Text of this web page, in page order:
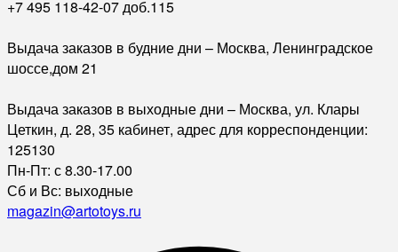
+7 495 118-42-07 доб.115
Выдача заказов в будние дни – Москва, Ленинградское
шоссе,дом 21
Выдача заказов в выходные дни – Москва, ул. Клары
Цеткин, д. 28, 35 кабинет, адрес для корреспонденции:
125130
Пн-Пт: с 8.30-17.00
Сб и Вс: выходные
magazin@artotoys.ru